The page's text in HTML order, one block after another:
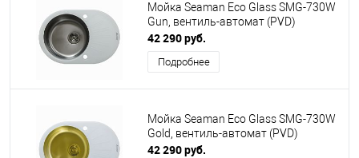
Мойка Seaman Eco Glass SMG-730W
Gun, вентиль-автомат (PVD)
42 290 руб.
Подробнее
Мойка Seaman Eco Glass SMG-730W
Gold, вентиль-автомат (PVD)
42 290 руб.